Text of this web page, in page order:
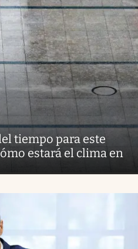
tiempo para este
estará el clima en